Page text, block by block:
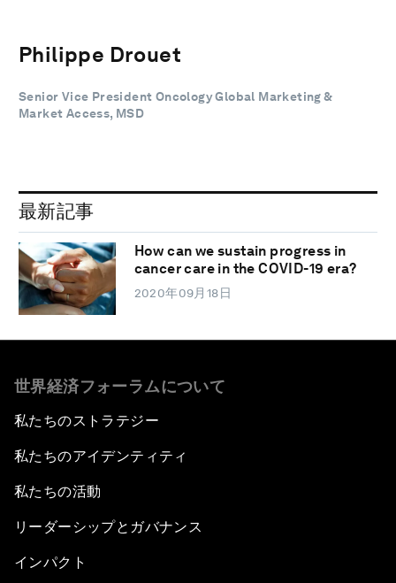
Philippe Drouet
Senior Vice President Oncology Global Marketing &
Market Access, MSD
最新記事
How can we sustain progress in
cancer care in the COVID-19 era?
2020年09月18日
世界経済フォーラムについて
私たちのストラテジー
私たちのアイデンティティ
私たちの活動
リーダーシップとガバナンス
インパクト